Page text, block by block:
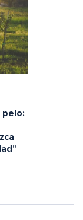
pelo: